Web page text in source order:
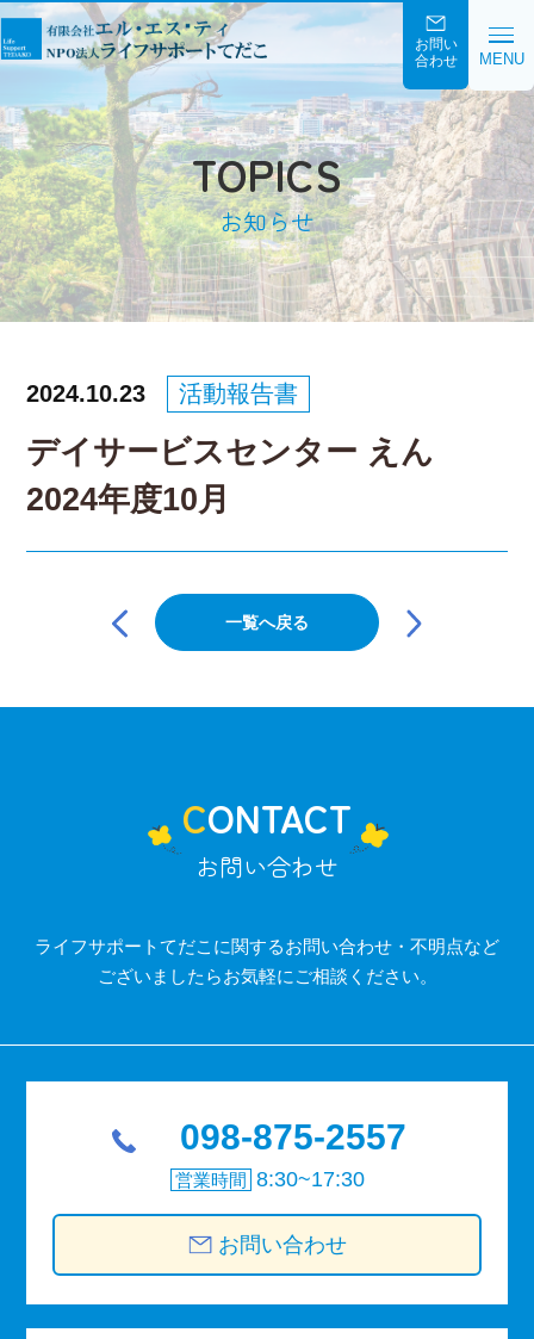
お問い
合わせ
MENU
TOPICS
お知らせ
デイサービスセンター えん
2024年度10月
2024.10.23 活動報告書
シ
一覧へ戻る
CONTACT
お問い合わせ
ライフサポートてだこに関するお問い合わせ・不明点など
ございましたらお気軽にご相談ください。
098-875-2557
営業時間 8:30~17:30
お問い合わせ